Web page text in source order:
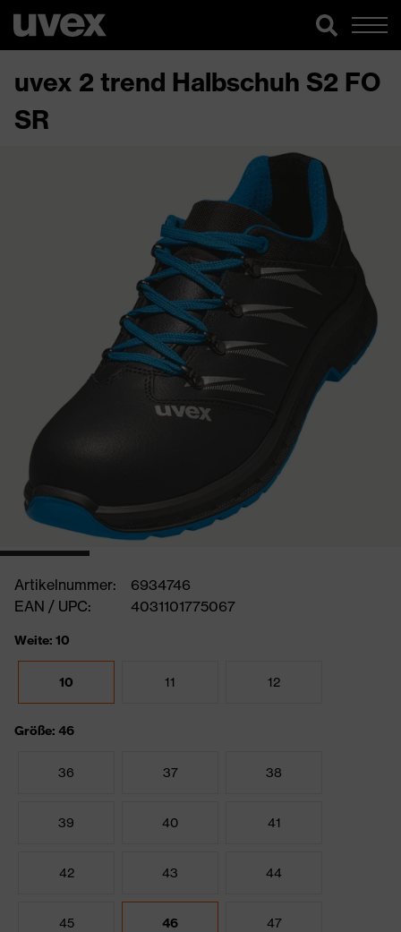
uvex 2 trend Halbschuh S2 FO
SR
Artikelnummer:
6934746
EAN / UPC:
4031101775067
Weite: 10
10 11 12
Größe: 46
36 37 38
39 40 41
42 43 44
45 46 47